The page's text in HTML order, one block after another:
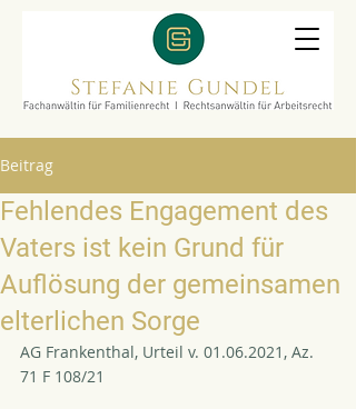
Beitrag
Fehlendes Engagement des
Vaters ist kein Grund für
Auflösung der gemeinsamen
elterlichen Sorge
AG Frankenthal, Urteil v. 01.06.2021, Az.
71 F 108/21